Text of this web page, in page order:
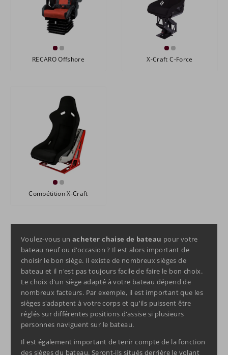
RECARO Offshore X-Craft C-Force
Compétition X-Craft
Voulez-vous un acheter chaise de bateau pour votre
bateau neuf ou d'occasion ? Il est alors important de
choisir le bon siège. Il existe de nombreux sièges de
bateau et il n'est pas toujours facile de faire le bon choix.
Le choix d'un siège adapté à votre bateau dépend de
nombreux facteurs. Par exemple, il est important que les
sièges s'adaptent à votre corps et qu'ils puissent être
réglés sur différentes positions d'assise si plusieurs
personnes naviguent sur le bateau.
Il est également important de tenir compte de la fonction
des sièges du bateau. Seront-ils situés derrière le volant